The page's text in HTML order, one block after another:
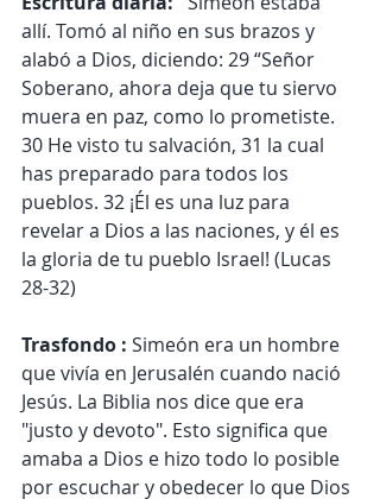
allí. Tomó al niño en sus brazos y
alabó a Dios, diciendo: 29 “Señor
Soberano, ahora deja que tu siervo
muera en paz, como lo prometiste.
30 He visto tu salvación, 31 la cual
has preparado para todos los
pueblos. 32 ¡Él es una luz para
revelar a Dios a las naciones, y él es
la gloria de tu pueblo Israel! (Lucas
28-32)
Trasfondo : Simeón era un hombre
que vivía en Jerusalén cuando nació
Jesús. La Biblia nos dice que era
"justo y devoto". Esto significa que
amaba a Dios e hizo todo lo posible
por escuchar y obedecer lo que Dios